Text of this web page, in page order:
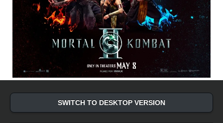
SWITCH TO DESKTOP VERSION